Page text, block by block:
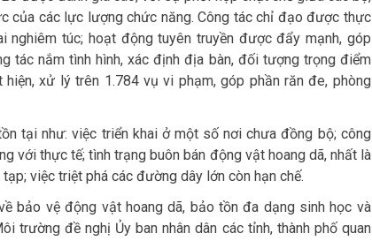
của các lực lượng chức năng. Công tác chỉ đạo được thực
nghiêm túc; hoạt động tuyên truyền được đẩy mạnh, góp
tác nắm tình hình, xác định địa bàn, đối tượng trọng điểm
xử lý trên 1.784 vụ vi phạm, góp phần răn đe, phòng
tại như: việc triển khai ở một số nơi chưa đồng bộ; công
với thực tế; tình trạng buôn bán động vật hoang dã, nhất là
việc triệt phá các đường dây lớn còn hạn chế.
bảo vệ động vật hoang dã, bảo tồn đa dạng sinh học và
trường đề nghị Ủy ban nhân dân các tỉnh, thành phố quan